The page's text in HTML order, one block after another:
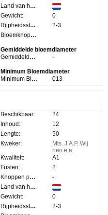
Land van herkomst:
Gewicht:
0
Rijpheidsstadium:
2-3
Bloemknop Hoogte:
Gemiddelde bloemdiameter
Gemiddelde bloemdiameter:
-
Minimum Bloemdiameter
Minimum Bloemdiameter:
013
Beschikbaar:
24
Inhoud:
12
Lengte:
50
Kweker:
Mts. J.A.P. Wij
nen e.a.
Kwaliteit:
A1
Fusten:
2
Knoppen per steel:
-
Land van herkomst:
Gewicht:
0
Rijpheidsstadium:
2-3